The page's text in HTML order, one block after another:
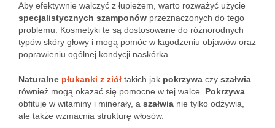
Aby efektywnie walczyć z łupieżem, warto rozważyć użycie
specjalistycznych szamponów przeznaczonych do tego
problemu. Kosmetyki te są dostosowane do różnorodnych
typów skóry głowy i mogą pomóc w łagodzeniu objawów oraz
poprawieniu ogólnej kondycji naskórka.
Naturalne płukanki z ziół takich jak pokrzywa czy szałwia
również mogą okazać się pomocne w tej walce. Pokrzywa
obfituje w witaminy i minerały, a szałwia nie tylko odżywia,
ale także wzmacnia strukturę włosów.